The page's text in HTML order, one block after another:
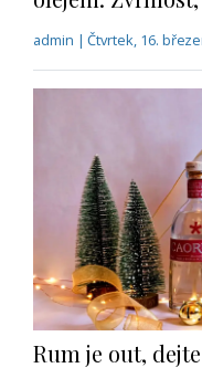
Rum je out,
jsou 4 málo
admin | Pátek, 1.